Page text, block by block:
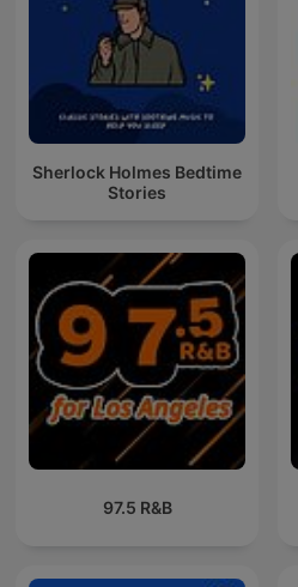
Sherlock Holmes Bedtime
Stories
97.5 R&B